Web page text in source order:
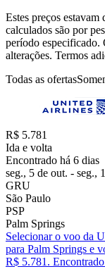
Estes preços
calculados são por
período especificado.
alterações. Termos
Todas as ofertas
R$ 5.781
Ida e volta
Encontrado há 6 dias
seg., 5 de out. - seg.,
GRU
São Paulo
PSP
Palm Springs
Selecionar o voo da
para Palm Springs e
R$ 5.781.